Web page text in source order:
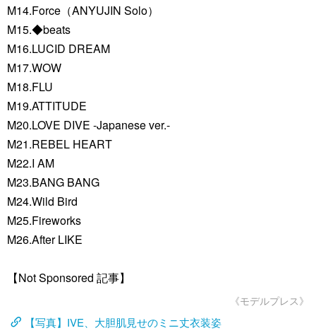
M14.Force（ANYUJIN Solo）
M15.◆beats
M16.LUCID DREAM
M17.WOW
M18.FLU
M19.ATTITUDE
M20.LOVE DIVE -Japanese ver.-
M21.REBEL HEART
M22.I AM
M23.BANG BANG
M24.Wild Bird
M25.Fireworks
M26.After LIKE
【Not Sponsored 記事】
《モデルプレス》
【写真】IVE、大胆肌見せのミニ丈衣装姿